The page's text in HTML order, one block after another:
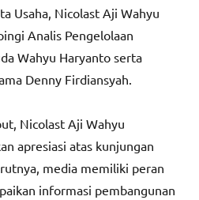
Usaha, Nicolast Aji Wahyu
Analis Pengelolaan
Wahyu Haryanto serta
Denny Firdiansyah.
Nicolast Aji Wahyu
apresiasi atas kunjungan
media memiliki peran
informasi pembangunan